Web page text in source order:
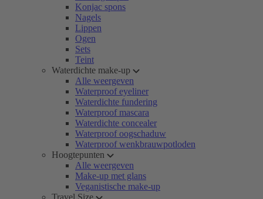
Konjac spons
Nagels
Lippen
Ogen
Sets
Teint
Waterdichte make-up
Alle weergeven
Waterproof eyeliner
Waterdichte fundering
Waterproof mascara
Waterdichte concealer
Waterproof oogschaduw
Waterproof wenkbrauwpotloden
Hoogtepunten
Alle weergeven
Make-up met glans
Veganistische make-up
Travel Size